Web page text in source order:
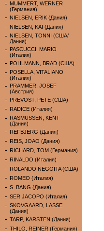
MUMMERT, WERNER
(Германия)
NIELSEN, ERIK (Дания)
NIELSEN, KAI (Дания)
NIELSEN, TONNI (США/
Дания)
PASCUCCI, MARIO
(Италия)
POHLMANN, BRAD (США)
POSELLA, VITALIANO
(Италия)
PRAMMER, JOSEF
(Австрия)
PREVOST, PETE (США)
RADICE (Италия)
RASMUSSEN, KENT
(Дания)
REFBJERG (Дания)
REIS, JOAO (Дания)
RICHARD, TOM (Германия)
RINALDO (Италия)
ROLANDO NEGOITA (США)
ROMEO (Италия)
S. BANG (Дания)
SER JACOPO (Италия)
SKOVGAARD, LASSE
(Дания)
TARP, KARSTEN (Дания)
THILO, REINER (Германия)